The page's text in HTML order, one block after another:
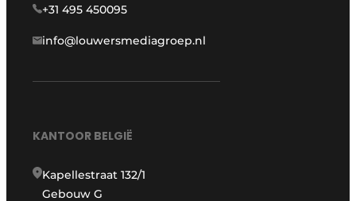
+31 495 450095
info@louwersmediagroep.nl
KANTOOR BELGIË
Kapellestraat 132/1
Gebouw G